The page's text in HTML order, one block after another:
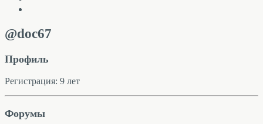
@doc67
Профиль
Регистрация: 9 лет
Форумы